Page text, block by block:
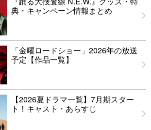
典・キャンペーン情報まとめ
「金曜ロードショー」2026年の放送
予定【作品一覧】
【2026夏ドラマ一覧】7月期スター
ト！キャスト・あらすじ